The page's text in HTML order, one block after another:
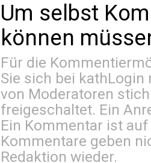
Um selbst
können
Für die
Sie sich bei kathLogin
von Moderatoren
freigeschaltet. Ein
Ein Kommentar ist
Kommentare geben
Redaktion wieder.